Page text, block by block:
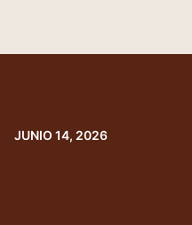
JUNIO 14, 2026